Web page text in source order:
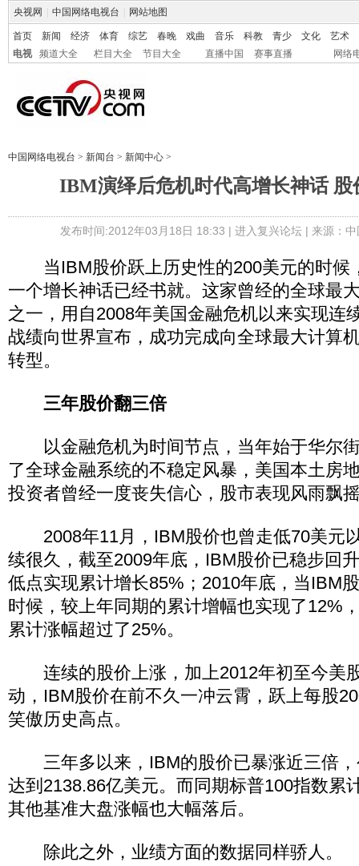
央视网 中国网络电视台 网站地图
首页 新闻 经济 体育 综艺 春晚 戏曲 音乐 科教 青少 文化
艺术
电视
频道大全 栏目大全 节目大全 直播中国 赛事直播 网络
中国网络电视台 > 新闻台 > 新闻中心 >
IBM演绎后危机时代高增长神话 股
发布时间:2012年03月18日 18:33 | 进入复兴论坛| 来源：
当IBM股价跃上历史性的200美元的时候
一个增长神话已经书就。这家曾经的全球最
之一，用自2008年美国金融危机以来实现连
战绩向世界宣布，成功完成向全球最大计算
转型。
三年股价翻三倍
以金融危机为时间节点，当年始于华尔
了全球金融系统的不稳定风暴，美国本土房
投资者曾经一度丧失信心，股市表现风雨飘
2008年11月，IBM股价也曾走低70美元
续很久，截至2009年底，IBM股价已稳步回
低点实现累计增长85%；2010年底，当IBM
时候，较上年同期的累计增幅也实现了12%
累计涨幅超过了25%。
连续的股价上涨，加上2012年初至今美
动，IBM股价在前不久一冲云霄，跃上每股
笑傲历史高点。
三年多以来，IBM的股价已暴涨近三倍，
达到2138.86亿美元。而同期标普100指数累
其他基准大盘涨幅也大幅落后。
除此之外，业绩方面的数据同样骄人。